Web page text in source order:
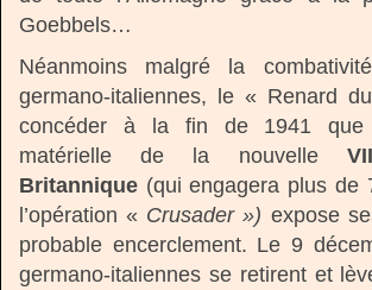
Goebbels…
Néanmoins malgré la
germano-italiennes, le « Renard
concéder à la fin de 1941 que
matérielle de la nouvelle
Britannique (qui engagera plus de
l’opération « Crusader ») expose
probable encerclement. Le 9
germano-italiennes se retirent et